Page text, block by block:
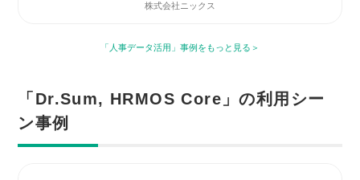
株式会社ニックス
「人事データ活用」事例をもっと見る
「Dr.Sum, HRMOS Core」の利用シー
ン事例